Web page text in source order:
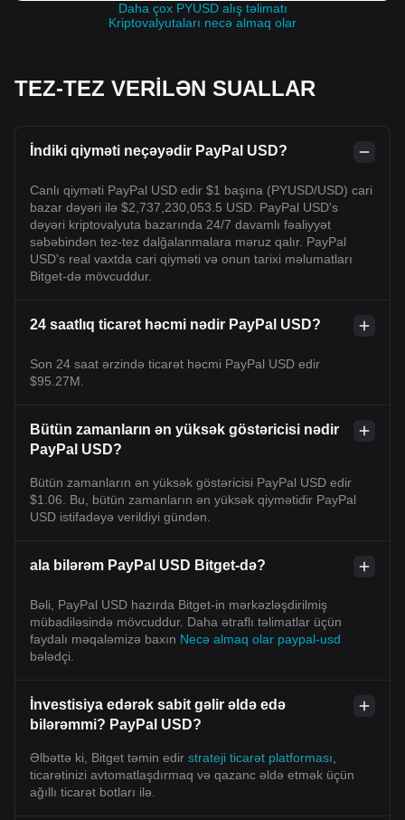
Daha çox PYUSD alış təlimatı
Kriptovalyutaları necə almaq olar
TEZ-TEZ VERİLƏN SUALLAR
İndiki qiyməti neçəyədir PayPal USD?
Canlı qiyməti PayPal USD edir $1 başına (PYUSD/USD) cari
bazar dəyəri ilə $2,737,230,053.5 USD. PayPal USD's
dəyəri kriptovalyuta bazarında 24/7 davamlı fəaliyyət
səbəbindən tez-tez dalğalanmalara məruz qalır. PayPal
USD's real vaxtda cari qiyməti və onun tarixi məlumatları
Bitget-də mövcuddur.
24 saatlıq ticarət həcmi nədir PayPal USD?
Son 24 saat ərzində ticarət həcmi PayPal USD edir
$95.27M.
Bütün zamanların ən yüksək göstəricisi nədir
PayPal USD?
Bütün zamanların ən yüksək göstəricisi PayPal USD edir
$1.06. Bu, bütün zamanların ən yüksək qiymətidir PayPal
USD istifadəyə verildiyi gündən.
ala bilərəm PayPal USD Bitget-də?
Bəli, PayPal USD hazırda Bitget-in mərkəzləşdirilmiş
mübadiləsində mövcuddur. Daha ətraflı təlimatlar üçün
faydalı məqaləmizə baxın Necə almaq olar paypal-usd
bələdçi.
İnvestisiya edərək sabit gəlir əldə edə
bilərəmmi? PayPal USD?
Əlbəttə ki, Bitget təmin edir strateji ticarət platforması
ticarətinizi avtomatlaşdırmaq və qazanc əldə etmək üçün
ağıllı ticarət botları ilə.